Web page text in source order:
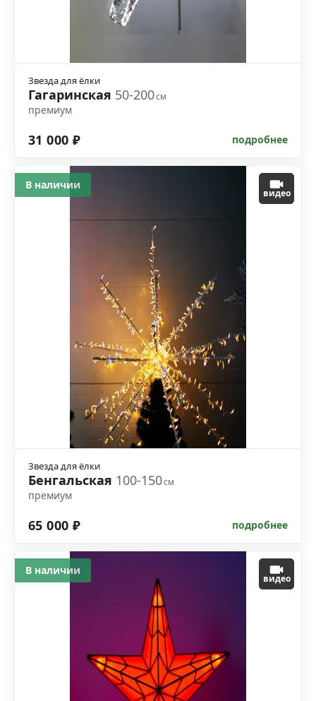
Звезда для ёлки
Гагаринская 50-200см
премиум
31 000 ₽ подробнее
видео
Звезда для ёлки
Бенгальская 100-150см
премиум
65 000 ₽ подробнее
В наличии
видео
В наличии